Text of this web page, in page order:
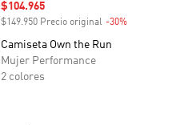
Precio de venta
$104.965
$149.950 Precio original -30%
Camiseta Own the Run
Mujer Performance
2 colores